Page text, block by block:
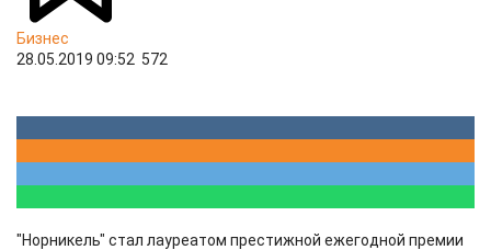
Бизнес
28.05.2019 09:52 572
"Норникель" стал лауреатом престижной ежегодной премии